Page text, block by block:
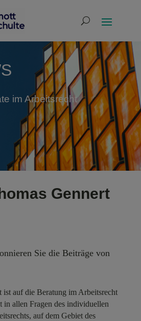
im Arbeitsrecht
Gennert
Sie die Beiträge von
ist auf die Beratung im Arbeitsrecht
in allen Fragen des individuellen
auf dem Gebiet des